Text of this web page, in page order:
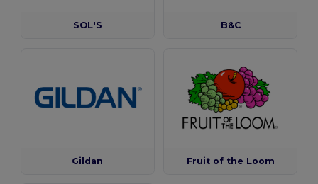
SOL'S B&C
Gildan Fruit of the Loom